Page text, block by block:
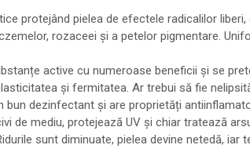
protejând pielea de efectele radicalilor
rozaceei și a petelor pigmentare.
active cu numeroase beneficii și se
și fermitatea. Ar trebui să fie
dezinfectant și are proprietăți
mediu, protejează UV și chiar tratează
sunt diminuate, pielea devine netedă, iar